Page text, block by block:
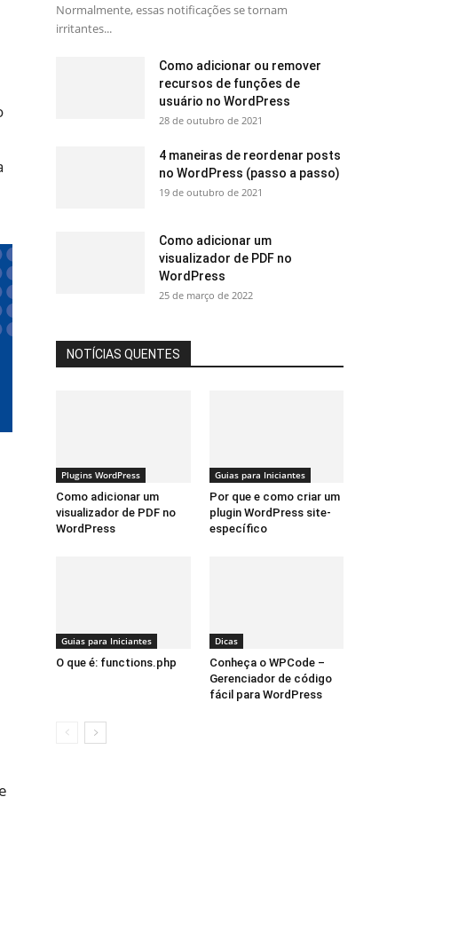
Normalmente, essas notificações se tornam
irritantes...
Como adicionar ou remover
recursos de funções de
usuário no WordPress
28 de outubro de 2021
4 maneiras de reordenar posts
no WordPress (passo a passo)
19 de outubro de 2021
Como adicionar um
visualizador de PDF no
WordPress
25 de março de 2022
NOTÍCIAS QUENTES
Plugins WordPress
Como adicionar um
visualizador de PDF no
WordPress
Guias para Iniciantes
Por que e como criar um
plugin WordPress site-
específico
Guias para Iniciantes
O que é: functions.php
Dicas
Conheça o WPCode –
Gerenciador de código
fácil para WordPress